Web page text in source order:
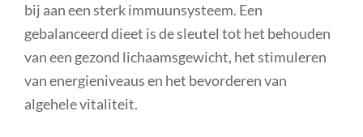
bij aan een sterk immuunsysteem. Een
gebalanceerd dieet is de sleutel tot het behouden
van een gezond lichaamsgewicht, het stimuleren
van energieniveaus en het bevorderen van
algehele vitaliteit.